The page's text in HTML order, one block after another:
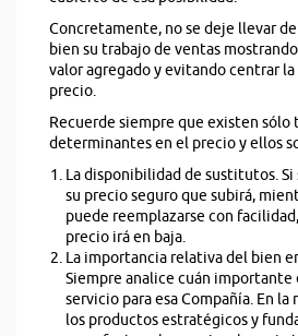
Concretamente, no se deje llevar de
bien su trabajo de ventas
valor agregado y evitando centrar
precio.
Recuerde siempre que existen sólo
determinantes en el precio y ellos
La disponibilidad de sustitutos.
su precio seguro que subirá,
puede reemplazarse con
precio irá en baja.
La importancia relativa del bien
Siempre analice cuán importante
servicio para esa Compañía. En
los productos estratégicos y